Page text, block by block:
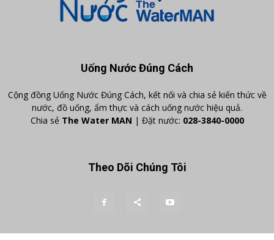
Uống Nước Đúng Cách
Cộng đồng Uống Nước Đúng Cách, kết nối và chia sẻ kiến thức về
nước, đồ uống, ẩm thực và cách uống nước hiệu quả.
Chia sẻ The Water MAN | Đặt nước: 028-3840-0000
Theo Dõi Chúng Tôi